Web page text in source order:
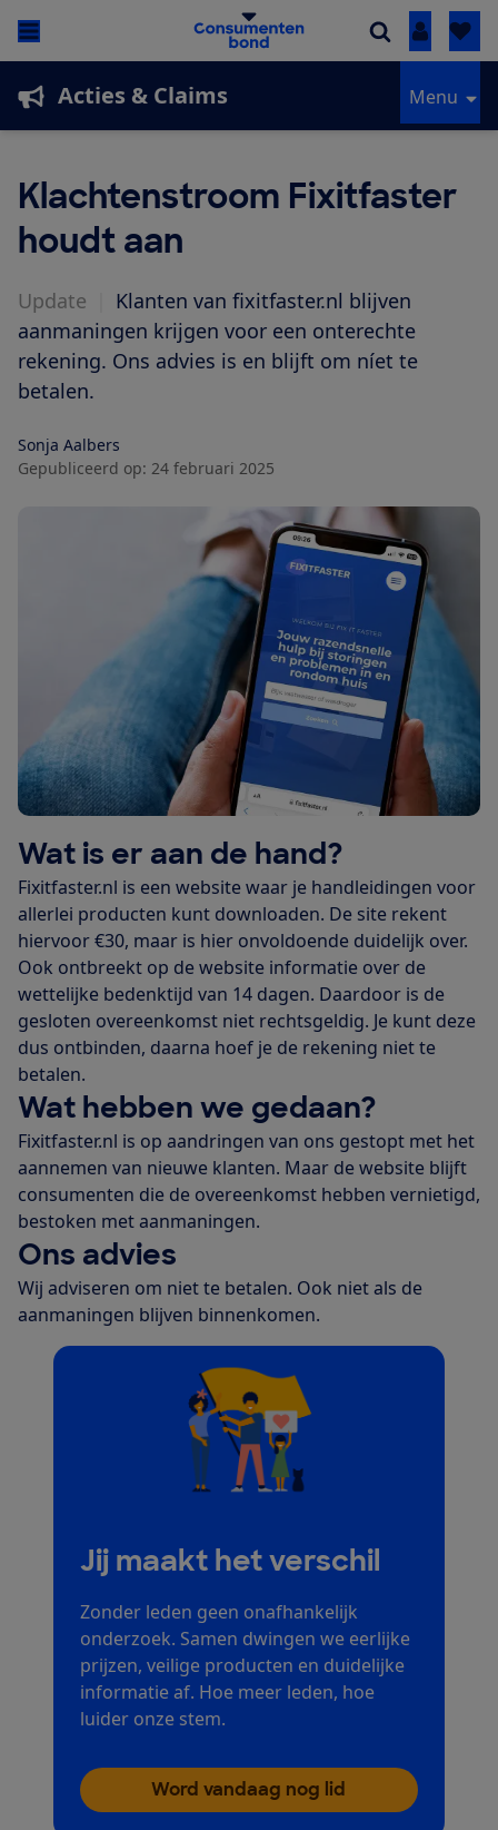
Inloggen
Acties & Claims Menu
Klachtenstroom Fixitfaster
houdt aan
Update
Klanten van fixitfaster.nl blijven
aanmaningen krijgen voor een onterechte
rekening. Ons advies is en blijft om níet te
betalen.
Sonja Aalbers
Gepubliceerd op: 24 februari 2025
Wat is er aan de hand?
Fixitfaster.nl is een website waar je handleidingen voor
allerlei producten kunt downloaden. De site rekent
hiervoor €30, maar is hier onvoldoende duidelijk over.
Ook ontbreekt op de website informatie over de
wettelijke bedenktijd van 14 dagen. Daardoor is de
gesloten overeenkomst niet rechtsgeldig. Je kunt deze
dus ontbinden, daarna hoef je de rekening niet te
betalen.
Wat hebben we gedaan?
Fixitfaster.nl is op aandringen van ons gestopt met het
aannemen van nieuwe klanten. Maar de website blijft
consumenten die de overeenkomst hebben vernietigd,
bestoken met aanmaningen.
Ons advies
Wij adviseren om niet te betalen. Ook niet als de
aanmaningen blijven binnenkomen.
Jij maakt het verschil
Zonder leden geen onafhankelijk
onderzoek. Samen dwingen we eerlijke
prijzen, veilige producten en duidelijke
informatie af. Hoe meer leden, hoe
luider onze stem.
Word vandaag nog lid